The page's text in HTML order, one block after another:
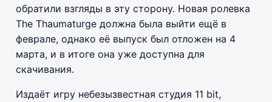
обратили взгляды в эту сторону. Новая ролевка
The Thaumaturge должна была выйти ещё в
феврале, однако её выпуск был отложен на 4
марта, и в итоге она уже доступна для
скачивания.
Издаёт игру небезызвестная студия 11 bit,